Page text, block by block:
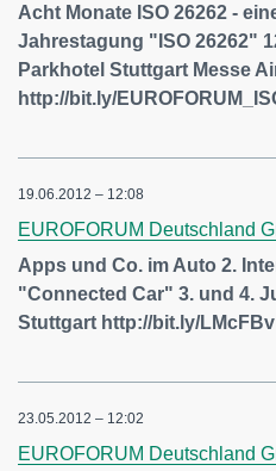
Acht Monate ISO 26262 -
Jahrestagung "ISO 26262"
Parkhotel Stuttgart Messe
http://bit.ly/
19.06.2012 – 12:08
EUROFORUM Deutschland
Apps und Co. im Auto 2.
"Connected Car" 3. und 4.
Stuttgart http://bit.ly/LMcFBv
23.05.2012 – 12:02
EUROFORUM Deutschland